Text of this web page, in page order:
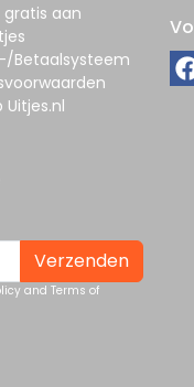
gratis aan
Betaalsysteem
Verzenden
and Terms of